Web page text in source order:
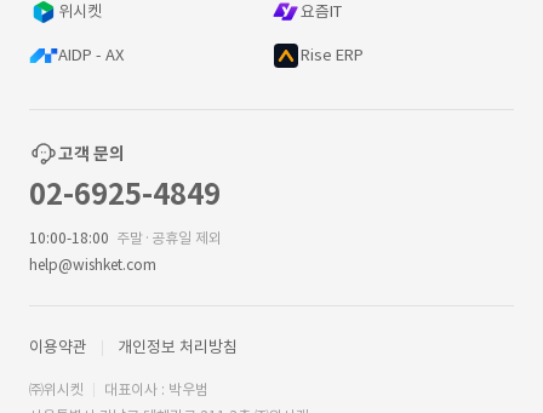
위시켓 요즘IT
AIDP - AX Rise ERP
고객 문의
02-6925-4849
10:00-18:00 주말·공휴일 제외
help@wishket.com
이용약관 개인정보 처리방침
㈜위시켓
대표이사 : 박우범